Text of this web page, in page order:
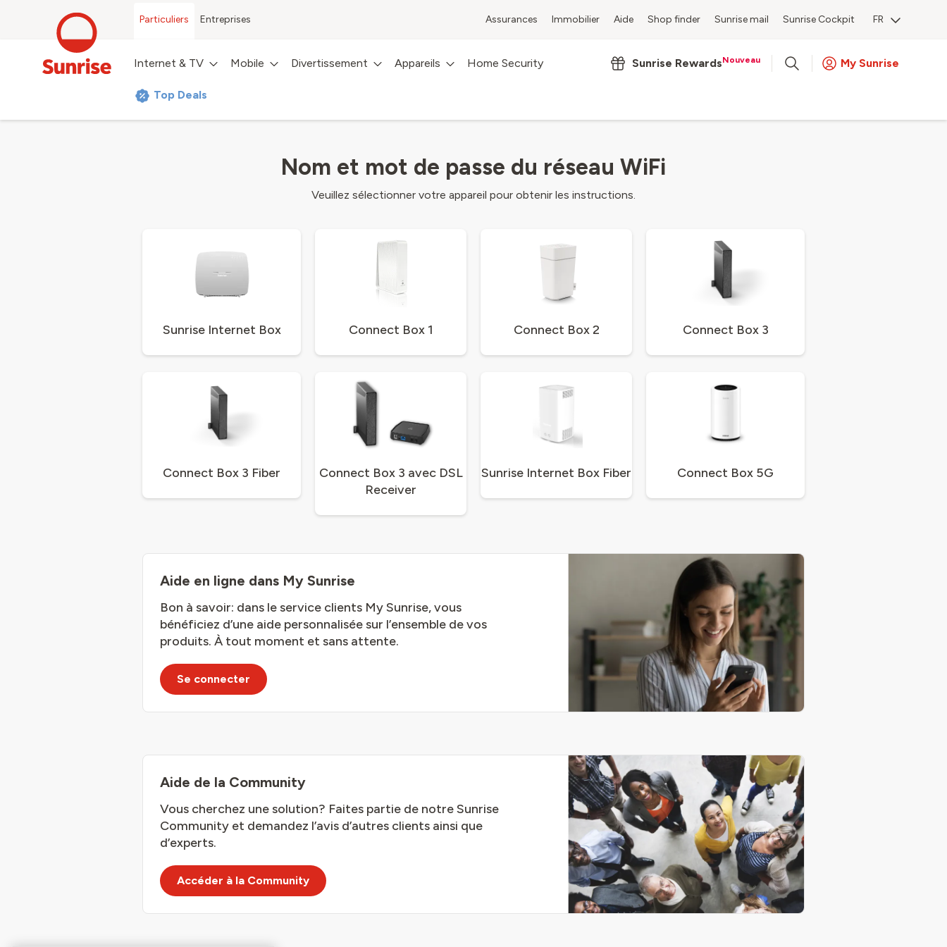
Particuliers Entreprises Assurances Immobilier Aide Shop finder Sunrise mail Sunrise Cockpit FR
Internet & TV Mobile Divertissement Appareils Home Security
Top Deals
Sunrise RewardsNouveau My Sunrise
Nom et mot de passe du réseau WiFi
Veuillez sélectionner votre appareil pour obtenir les instructions.
Sunrise Internet Box Connect Box 1 Connect Box 2 Connect Box 3
Connect Box 3 Fiber
Connect Box 3 avec DSL
Receiver
Sunrise Internet Box Fiber Connect Box 5G
Aide en ligne dans My Sunrise
Bon à savoir: dans le service clients My Sunrise, vous
bénéficiez d’une aide personnalisée sur l’ensemble de vos
produits. À tout moment et sans attente.
Se connecter
Aide de la Community
Vous cherchez une solution? Faites partie de notre Sunrise
Community et demandez l’avis d’autres clients ainsi que
d’experts.
Accéder à la Community